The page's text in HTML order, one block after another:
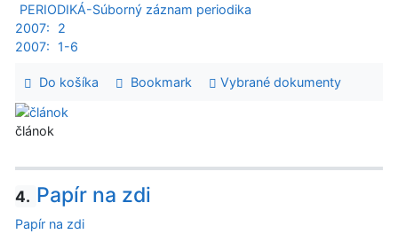
PERIODIKÁ-Súborný záznam periodika
2007:
2
2007:
1-6
Do košíka Bookmark Vybrané dokumenty
článok
4. Papír na zdi
Papír na zdi